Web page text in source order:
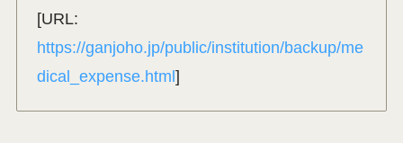
[URL:
https://ganjoho.jp/public/institution/backup/me
dical_expense.html]